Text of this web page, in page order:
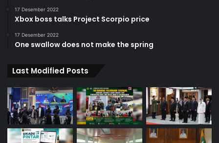
17 Desember 2022
Xbox boss talks Project Scorpio price
17 Desember 2022
One swallow does not make the spring
Last Modified Posts